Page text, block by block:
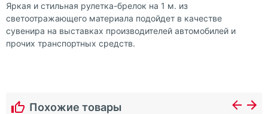
Яркая и стильная рулетка-брелок на 1 м. из
светоотражающего материала подойдет в качестве
сувенира на выставках производителей автомобилей и
прочих транспортных средств.
Похожие товары